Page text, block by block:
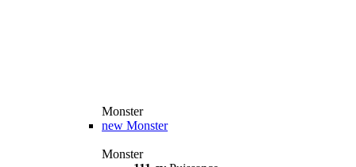
Monster
new Monster
Monster